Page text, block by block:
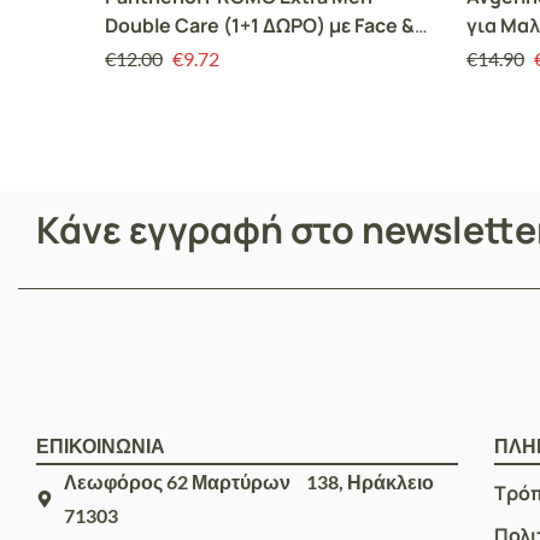
Double Care (1+1 ΔΩΡΟ) με Face &
Eye Cream Ανδρική Αντιρυτιδική
€12.00 €9.72
για
€14.90
Κάνε εγγραφή στο
ΕΠΙΚΟΙΝΩΝΙΑ
Λεωφόρος 62 Μαρτύρων 138, Ηράκλειο
71303